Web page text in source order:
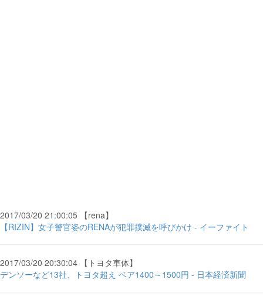
2017/03/20 21:00:05 【rena】
【RIZIN】女子警官姿のRENAが犯罪撲滅を呼びかけ - イーファイト
2017/03/20 20:30:04 【トヨタ車体】
デンソーなど13社、トヨタ超え ベア1400～1500円 - 日本経済新聞